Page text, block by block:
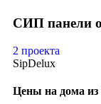
СИП панели
2 проекта
SipDelux
Цены на дома